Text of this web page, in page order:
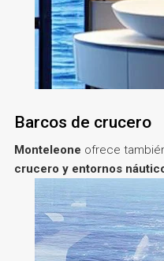
Barcos de crucero
Monteleone ofrece
crucero y entornos